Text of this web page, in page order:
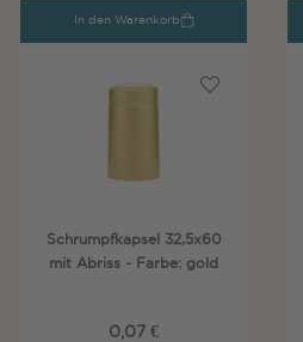
In den Warenkorb
Schrumpfkapsel 32,5x60
mit Abriss - Farbe: gold
0,07 €